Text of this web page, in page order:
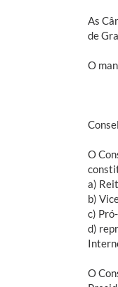
As
de
O
O
a)
b)
c)
d)
O